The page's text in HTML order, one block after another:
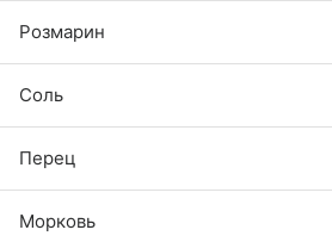
Розмарин
Соль
Перец
Морковь